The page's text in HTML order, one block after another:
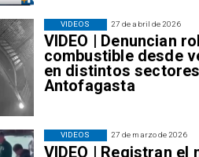
27 de abril de 2026
VIDEO | Denuncian
combustible desde
en distintos
Antofagasta
VIDEOS
27 de marzo de 2026
VIDEO | Registran el
VIDEOS